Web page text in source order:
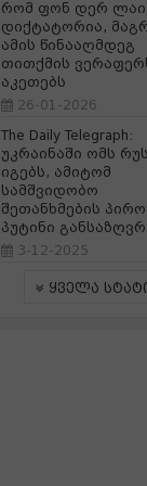
რომ ფონ დერ
დიქტატორია,
ამის წინააღმდეგ
თითქმის
აკეთებს
26-01-2026
The Daily Telegraph:
უკრაინაში ომს
იგებს, ამიტომ
სამშვიდობო
შეთანხმების
პუტინი
3-12-2025
ყველა